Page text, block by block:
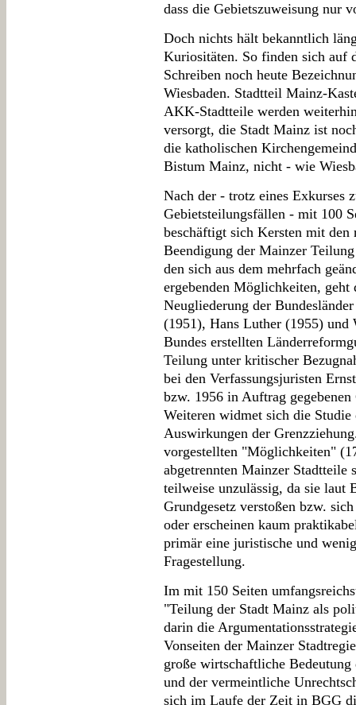
dass die Gebietszuweisung nur
Doch nichts hält bekanntlich
Kuriositäten. So finden sich auf
Schreiben noch heute
Wiesbaden. Stadtteil Mainz-
AKK-Stadtteile werden
versorgt, die Stadt Mainz ist
die katholischen
Bistum Mainz, nicht - wie
Nach der - trotz eines Exkurses
Gebietsteilungsfällen - mit 100
beschäftigt sich Kersten mit
Beendigung der Mainzer
den sich aus dem mehrfach
ergebenden Möglichkeiten,
Neugliederung der
(1951), Hans Luther (1955) und
Bundes erstellten
Teilung unter kritischer
bei den Verfassungsjuristen
bzw. 1956 in Auftrag
Weiteren widmet sich die
Auswirkungen der
vorgestellten "Möglichkeiten"
abgetrennten Mainzer Stadtteile
teilweise unzulässig, da sie laut
Grundgesetz verstoßen bzw.
oder erscheinen kaum
primär eine juristische und
Fragestellung.
Im mit 150 Seiten
"Teilung der Stadt Mainz als
darin die
Vonseiten der Mainzer
große wirtschaftliche
und der vermeintliche
sich im Laufe der Zeit in BGG